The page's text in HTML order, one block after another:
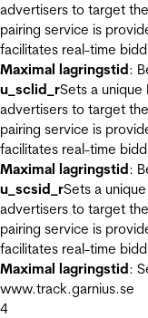
advertisers to target
pairing service is
facilitates real-time
Maximal lagringstid:
u_sclid_rSets a
advertisers to target
pairing service is
facilitates real-time
Maximal lagringstid:
u_scsid_rSets a
advertisers to target
pairing service is
facilitates real-time
Maximal lagringstid:
www.track.garnius.se
4